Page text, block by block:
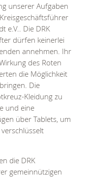
unserer Aufgaben
e.V.. Die DRK
dürfen keinerlei
annehmen. Ihr
des Roten
die Möglichkeit
Die
Kleidung zu
und eine
über Tablets, um
die DRK
gemeinnützigen